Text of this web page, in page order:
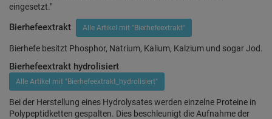
eingesetzt."
Bierhefeextrakt Alle Artikel mit "Bierhefeextrakt"
Bierhefe besitzt Phosphor, Natrium, Kalium, Kalzium und sogar Jod.
Bierhefeextrakt hydrolisiert
Alle Artikel mit "Bierhefeextrakt_hydrolisiert"
Bei der Herstellung eines Hydrolysates werden einzelne Proteine in
Polypeptidketten gespalten. Dies beschleunigt die Aufnahme der